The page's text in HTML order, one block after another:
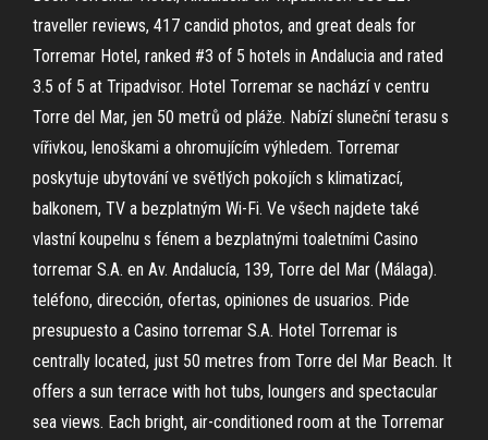
traveller reviews, 417 candid photos, and great deals for
Torremar Hotel, ranked #3 of 5 hotels in Andalucia and rated
3.5 of 5 at Tripadvisor. Hotel Torremar se nachází v centru
Torre del Mar, jen 50 metrů od pláže. Nabízí sluneční terasu s
vířivkou, lenoškami a ohromujícím výhledem. Torremar
poskytuje ubytování ve světlých pokojích s klimatizací,
balkonem, TV a bezplatným Wi-Fi. Ve všech najdete také
vlastní koupelnu s fénem a bezplatnými toaletními Casino
torremar S.A. en Av. Andalucía, 139, Torre del Mar (Málaga).
teléfono, dirección, ofertas, opiniones de usuarios. Pide
presupuesto a Casino torremar S.A. Hotel Torremar is
centrally located, just 50 metres from Torre del Mar Beach. It
offers a sun terrace with hot tubs, loungers and spectacular
sea views. Each bright, air-conditioned room at the Torremar